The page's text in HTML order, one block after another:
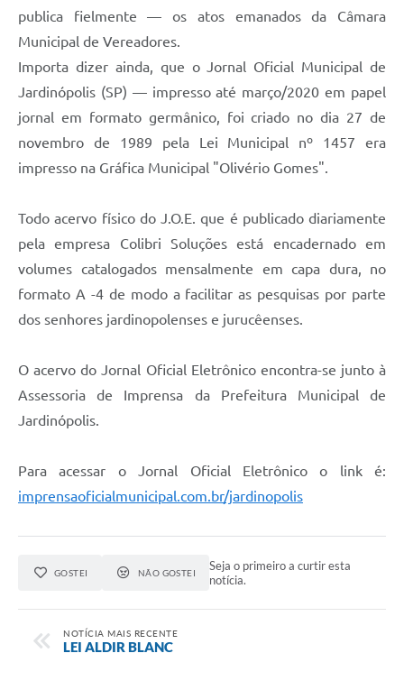
publica fielmente — os atos emanados da Câmara
Municipal de Vereadores.
Importa dizer ainda, que o Jornal Oficial Municipal de
Jardinópolis (SP) — impresso até março/2020 em papel
jornal em formato germânico, foi criado no dia 27 de
novembro de 1989 pela Lei Municipal nº 1457 era
impresso na Gráfica Municipal "Olivério Gomes".
Todo acervo físico do J.O.E. que é publicado diariamente
pela empresa Colibri Soluções está encadernado em
volumes catalogados mensalmente em capa dura, no
formato A -4 de modo a facilitar as pesquisas por parte
dos senhores jardinopolenses e jurucêenses.
O acervo do Jornal Oficial Eletrônico encontra-se junto à
Assessoria de Imprensa da Prefeitura Municipal de
Jardinópolis.
Para acessar o Jornal Oficial Eletrônico o link é:
imprensaoficialmunicipal.com.br/jardinopolis
GOSTEI NÃO GOSTEI
Seja o primeiro a curtir esta
notícia.
NOTÍCIA MAIS RECENTE
LEI ALDIR BLANC